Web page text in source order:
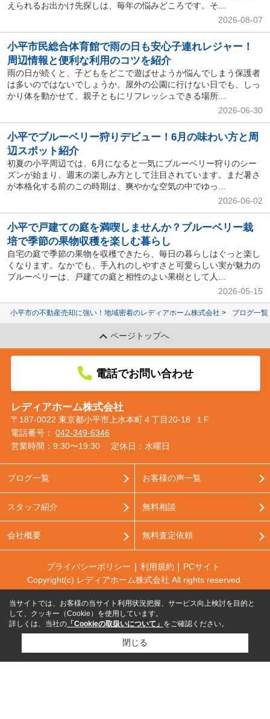
えられるお出かけ先探しは、毎年の悩みどころです。そ...
2026-08-07
小平市民総合体育館で雨の日も安心子連れレジャー！
周辺情報と便利な利用のコツを紹介
雨の日が続くと、子どもをどこで遊ばせようか悩んでしまう保護者
は多いのではないでしょうか。屋外の公園に行けない日でも、しっ
かり体を動かせて、親子ともにリフレッシュできる場所...
2026-06-30
小平でブルーベリー狩りデビュー！6月の味わい方と周
辺スポット紹介
初夏の小平周辺では、6月になると一気にブルーベリー狩りのシー
ズンが始まり、週末の楽しみ方として注目されています。まだ暑さ
が本格化する前のこの時期は、爽やかな空気の中でゆっ...
2026-06-02
小平で戸建ての庭を満喫しませんか？ブルーベリー栽
培で季節の果物収穫を楽しむ暮らし
自宅の庭で季節の果物を収穫できたら、毎日の暮らしはぐっと楽し
くなります。なかでも、手入れのしやすさと可愛らしい実が魅力の
ブルーベリーは、戸建ての庭と相性のよい果樹として人...
2026-05-15
小平市の不動産売却に強い！地域密着のレディアホーム株式会社 ブログ一覧
ページトップへ
電話でお問い合わせ
レディアホーム株式会社
〒187-0022 東京都小平市上水本町４丁目20-18 １F
電話番号： 042-349-6346
営業時間：9:30〜19:30
定休日：水曜日
ブログ一覧
スタッフ紹介
会社概要
お客様の声一覧
無料相談
無料査定依頼
プライバシーポリシー 利用規約
PCサイト
Copyright(c) レディアホーム株式会社 All rights reserved.
当サイトでは、お客様の当サイト利用状況把握、サービス向上検討を目的と
して、クッキー（Cookie）を使用しています。
詳しくは、当社の 「Cookieの取扱いについて」 をご確認ください。
閉じる